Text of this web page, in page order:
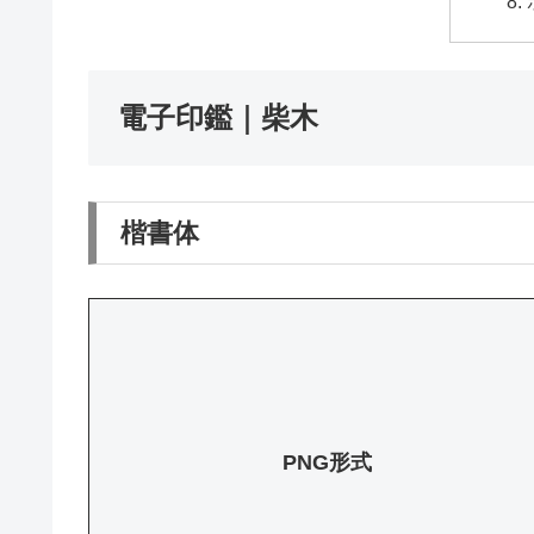
電子印鑑｜柴木
楷書体
PNG形式